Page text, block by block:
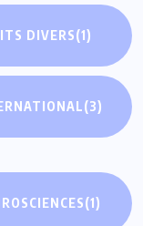
DIVERS(1)
(3)
(1)